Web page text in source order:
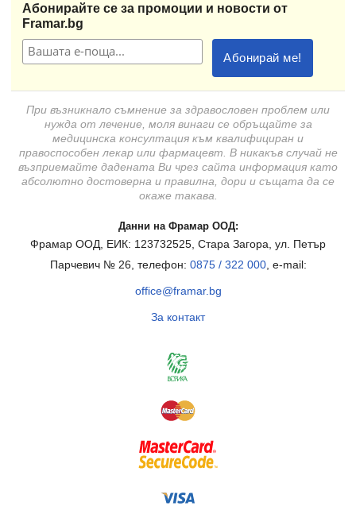
Абонирайте се за промоции и новости от
Framar.bg
При възникнало съмнение за здравословен проблем или
нужда от лечение, моля винаги се обръщайте за
медицинска консултация към квалифициран и
правоспособен лекар или фармацевт. В никакъв случай не
възприемайте дадената Ви чрез сайта информация като
абсолютно достоверна и правилна, дори и същата да се
окаже такава.
Данни на Фрамар ООД:
Фрамар ООД, ЕИК: 123732525, Стара Загора, ул. Петър
Парчевич № 26, телефон: 0875 / 322 000, e-mail:
office@framar.bg
За контакт